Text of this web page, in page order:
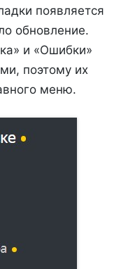
появляется
обновление.
и «Ошибки»
поэтому их
меню.